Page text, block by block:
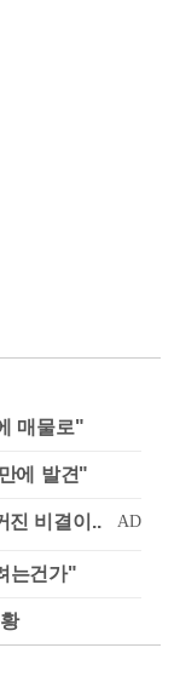
매물로"
에 발견"
는건가"